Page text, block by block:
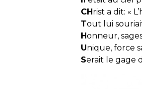
CHrist a dit: «
Tout lui
Honneur,
Unique, force
Serait le gage